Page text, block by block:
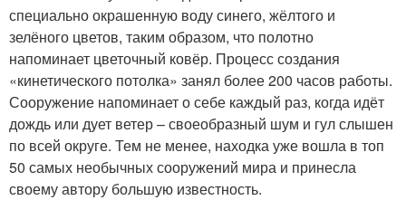
специально окрашенную воду синего, жёлтого и
зелёного цветов, таким образом, что полотно
напоминает цветочный ковёр. Процесс создания
«кинетического потолка» занял более 200 часов работы.
Сооружение напоминает о себе каждый раз, когда идёт
дождь или дует ветер – своеобразный шум и гул слышен
по всей округе. Тем не менее, находка уже вошла в топ
50 самых необычных сооружений мира и принесла
своему автору большую известность.